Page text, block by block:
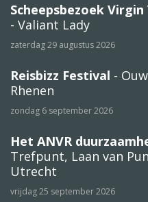
Scheepsbezoek
- Valiant Lady
zaterdag 29 augustus 2026
Reisbizz Festival -
Rhenen
zondag 6 september 2026
Het ANVR
Trefpunt, Laan van
Utrecht
vrijdag 25 september 2026